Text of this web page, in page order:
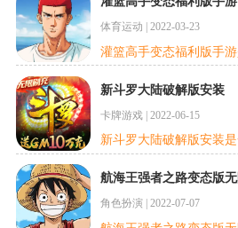
体育运动 2022-03-23
新斗罗大陆破解版安装
卡牌游戏 | 2022-06-15
航海王强者之路变态版
角色扮演 2022-07-07